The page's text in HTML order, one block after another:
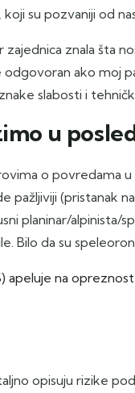
su pozvaniji od
znala šta
ako moj
slabosti i
u
o povredama
pažljiviji (pristanak
planinar/alpinista/
Bilo da su
apeluje na
opisuju rizike